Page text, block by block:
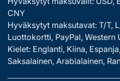
CNY
Hyväksytyt maksutavat: T/T,
Luottokortti, PayPal, Western
Kielet: Englanti, Kiina,
Saksalainen, Arabialainen,